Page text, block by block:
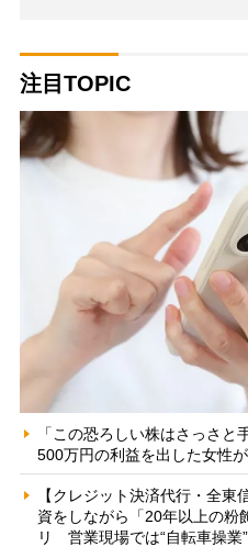
注目TOPIC
「この恐ろしい株はさっさ
500万円の利益を出した女性
【クレジット決済代行・全
資をしながら「20年以上の粉
リ 営業現場では“自転車操業